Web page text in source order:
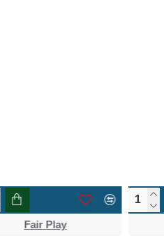
Fair Play